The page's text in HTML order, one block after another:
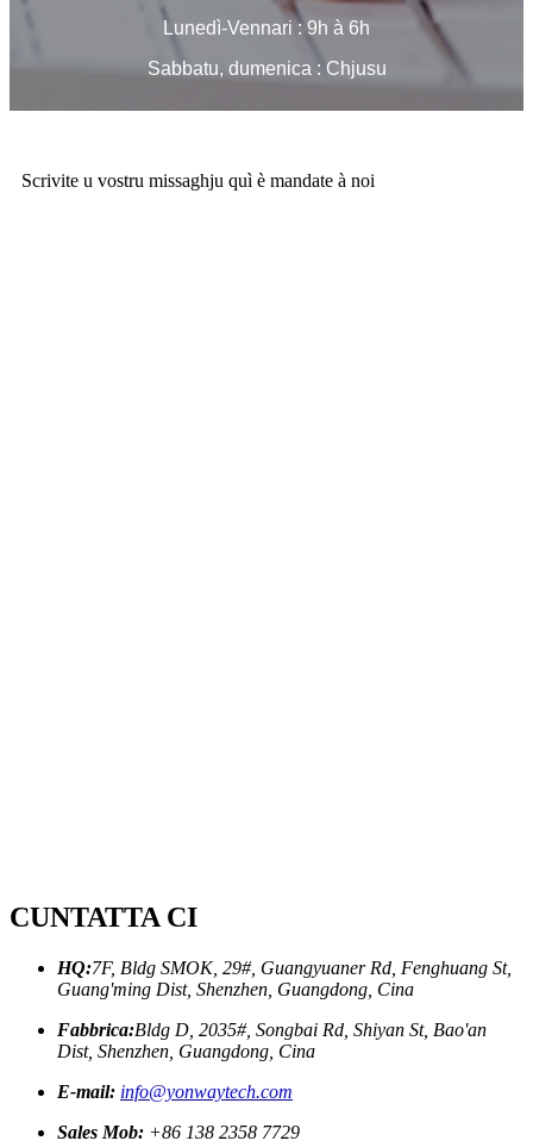
Lunedì-Vennari : 9h à 6h
Sabbatu, dumenica : Chjusu
Scrivite u vostru missaghju quì è mandate à noi
CUNTATTA CI
HQ:7F, Bldg SMOK, 29#, Guangyuaner Rd, Fenghuang St,
Guang'ming Dist, Shenzhen, Guangdong, Cina
Fabbrica:Bldg D, 2035#, Songbai Rd, Shiyan St, Bao'an
Dist, Shenzhen, Guangdong, Cina
E-mail: info@yonwaytech.com
Sales Mob: +86 138 2358 7729